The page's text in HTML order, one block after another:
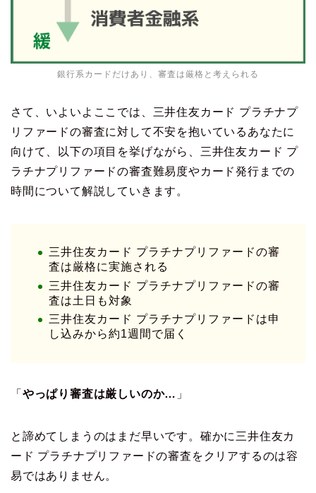
銀行系カードだけあり、審査は厳格と考えられる
さて、いよいよここでは、三井住友カード プラチナプ
リファードの審査に対して不安を抱いているあなたに
向けて、以下の項目を挙げながら、三井住友カード プ
ラチナプリファードの審査難易度やカード発行までの
時間について解説していきます。
三井住友カード プラチナプリファードの審
査は厳格に実施される
三井住友カード プラチナプリファードの審
査は土日も対象
三井住友カード プラチナプリファードは申
し込みから約1週間で届く
「 やっぱり審査は厳しいのか… 」
と諦めてしまうのはまだ早いです。確かに三井住友カ
ード プラチナプリファードの審査をクリアするのは容
易ではありません。